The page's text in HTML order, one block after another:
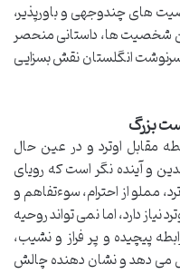
های چندوجهی و باورپذیر،
شخصیت ها، داستانی منحصر
سرنوشت انگلستان نقش بسزایی
بزرگ
مقابل اوترد و در عین حال
و آینده نگر است که رویای
مملو از احترام، سوءتفاهم و
دارد، اما نمی تواند روحیه
پیچیده و پر فراز و نشیب،
می دهد و نشان دهنده چالش